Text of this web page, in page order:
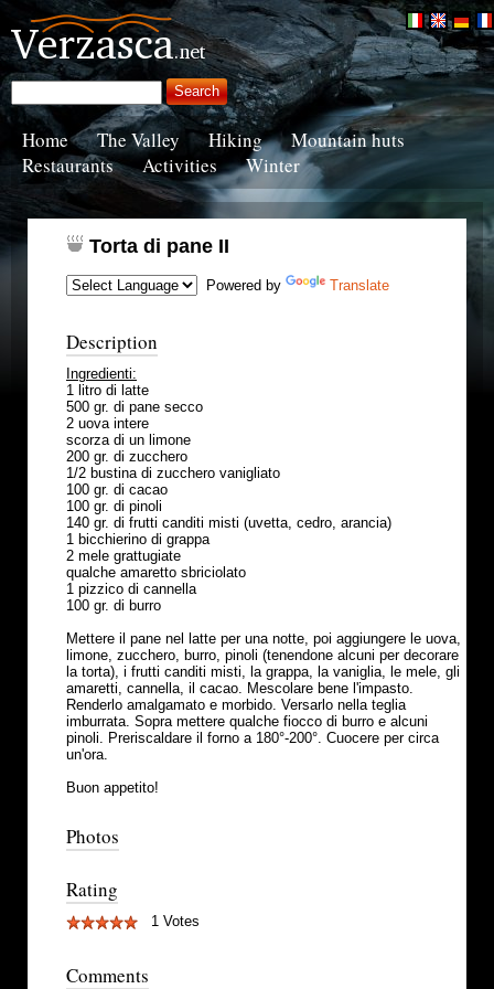
Home The Valley Hiking
Mountain huts
Restaurants
Activities Winter
Torta di pane II
Powered by Translate
Description
Ingredienti:
1 litro di latte
500 gr. di pane secco
2 uova intere
scorza di un limone
200 gr. di zucchero
1/2 bustina di zucchero vanigliato
100 gr. di cacao
100 gr. di pinoli
140 gr. di frutti canditi misti (uvetta, cedro, arancia)
1 bicchierino di grappa
2 mele grattugiate
qualche amaretto sbriciolato
1 pizzico di cannella
100 gr. di burro
Mettere il pane nel latte per una notte, poi aggiungere le uova,
limone, zucchero, burro, pinoli (tenendone alcuni per decorare
la torta), i frutti canditi misti, la grappa, la vaniglia, le mele, gli
amaretti, cannella, il cacao. Mescolare bene l'impasto.
Renderlo amalgamato e morbido. Versarlo nella teglia
imburrata. Sopra mettere qualche fiocco di burro e alcuni
pinoli. Preriscaldare il forno a 180°-200°. Cuocere per circa
un'ora.
Buon appetito!
Photos
Rating
1 Votes
Comments